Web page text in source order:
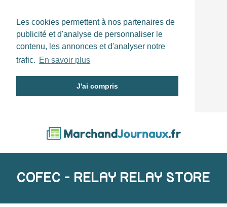
Les cookies permettent à nos partenaires de
publicité et d'analyse de personnaliser le
contenu, les annonces et d'analyser notre
trafic. En savoir plus
J'ai compris
COFEC - RELAY RELAY STORE